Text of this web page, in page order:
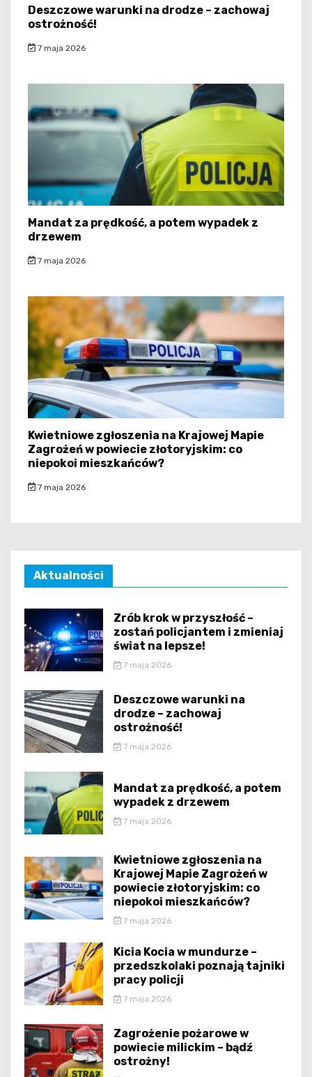
Deszczowe warunki na drodze – zachowaj
ostrożność!
7 maja 2026
Mandat za prędkość, a potem wypadek z
drzewem
7 maja 2026
Kwietniowe zgłoszenia na Krajowej Mapie
Zagrożeń w powiecie złotoryjskim: co
niepokoi mieszkańców?
7 maja 2026
Aktualności
Zrób krok w przyszłość –
zostań policjantem i zmieniaj
świat na lepsze!
7 maja 2026
Deszczowe warunki na
drodze – zachowaj
ostrożność!
7 maja 2026
Mandat za prędkość, a potem
wypadek z drzewem
7 maja 2026
Kwietniowe zgłoszenia na
Krajowej Mapie Zagrożeń w
powiecie złotoryjskim: co
niepokoi mieszkańców?
7 maja 2026
Kicia Kocia w mundurze –
przedszkolaki poznają tajniki
pracy policji
7 maja 2026
Zagrożenie pożarowe w
powiecie milickim – bądź
ostrożny!